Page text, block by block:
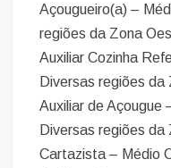
Açougueiro(a) –
regiões da Zona
Auxiliar Cozinha
Diversas regiões da
Auxiliar de Açougue
Diversas regiões da
Cartazista – Médio